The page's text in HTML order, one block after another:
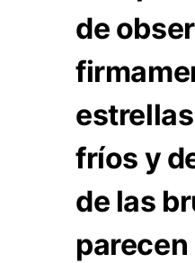
de
fríos y
de las